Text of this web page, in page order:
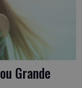
Grande